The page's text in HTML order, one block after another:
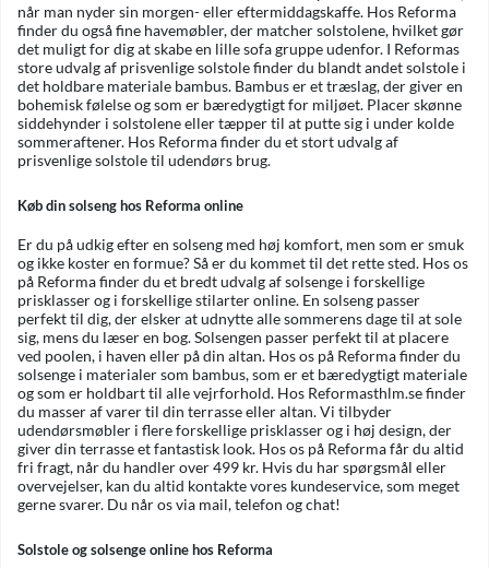
når man nyder sin morgen- eller eftermiddagskaffe. Hos Reforma
finder du også fine havemøbler, der matcher solstolene, hvilket gør
det muligt for dig at skabe en lille sofa gruppe udenfor. I Reformas
store udvalg af prisvenlige solstole finder du blandt andet solstole i
det holdbare materiale bambus. Bambus er et træslag, der giver en
bohemisk følelse og som er bæredygtigt for miljøet. Placer skønne
siddehynder i solstolene eller tæpper til at putte sig i under kolde
sommeraftener. Hos Reforma finder du et stort udvalg af
prisvenlige solstole til udendørs brug.
Køb din solseng hos Reforma online
Er du på udkig efter en solseng med høj komfort, men som er smuk
og ikke koster en formue? Så er du kommet til det rette sted. Hos os
på Reforma finder du et bredt udvalg af solsenge i forskellige
prisklasser og i forskellige stilarter online. En solseng passer
perfekt til dig, der elsker at udnytte alle sommerens dage til at sole
sig, mens du læser en bog. Solsengen passer perfekt til at placere
ved poolen, i haven eller på din altan. Hos os på Reforma finder du
solsenge i materialer som bambus, som er et bæredygtigt materiale
og som er holdbart til alle vejrforhold. Hos Reformasthlm.se finder
du masser af varer til din terrasse eller altan. Vi tilbyder
udendørsmøbler i flere forskellige prisklasser og i høj design, der
giver din terrasse et fantastisk look. Hos os på Reforma får du altid
fri fragt, når du handler over 499 kr. Hvis du har spørgsmål eller
overvejelser, kan du altid kontakte vores kundeservice, som meget
gerne svarer. Du når os via mail, telefon og chat!
Solstole og solsenge online hos Reforma